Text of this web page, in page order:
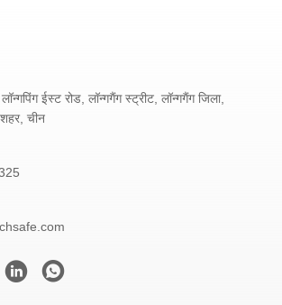
ईस्ट रोड, लॉन्गगैंग स्ट्रीट, लॉन्गगैंग जिला,
चीन